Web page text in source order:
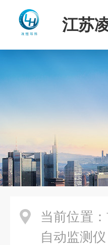
江苏
当前位置：
自动监测仪